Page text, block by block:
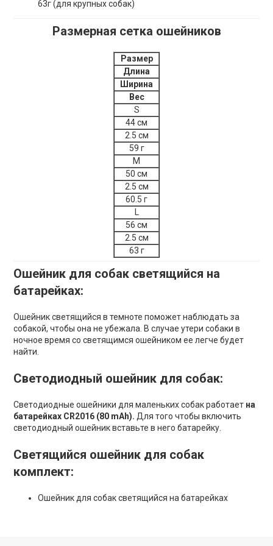
63г (для крупных собак)
Размерная сетка ошейников
Размер
Длина
Ширина
Вес
S
44 см
2.5 см
59 г
M
50 см
2.5 см
60.5 г
56 см
2.5 см
63 г
Ошейник для собак светящийся на
батарейках:
Ошейник светящийся в темноте поможет наблюдать за
собакой, чтобы она не убежала. В случае утери собаки в
ночное время со светящимся ошейником ее легче будет
найти.
Светодиодный ошейник для собак:
Светодиодные ошейники для маленьких собак работает на
батарейках CR2016 (80 mAh). Для того чтобы включить
светодиодный ошейник вставьте в него батарейку.
Светящийся ошейник для собак
комплект:
Ошейник для собак светящийся на батарейках